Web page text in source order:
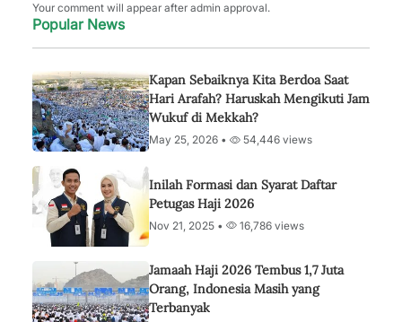
Your comment will appear after admin approval.
Popular News
Kapan Sebaiknya Kita Berdoa Saat
Hari Arafah? Haruskah Mengikuti Jam
Wukuf di Mekkah?
May 25, 2026 • 54,446 views
Inilah Formasi dan Syarat Daftar
Petugas Haji 2026
Nov 21, 2025 • 16,786 views
Jamaah Haji 2026 Tembus 1,7 Juta
Orang, Indonesia Masih yang
Terbanyak